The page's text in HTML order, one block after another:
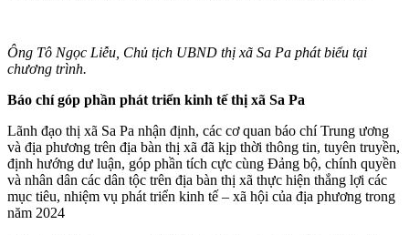
Ông Tô Ngọc Liễu, Chủ tịch UBND thị xã Sa Pa phát biểu tại
chương trình.
Báo chí góp phần phát triển kinh tế thị xã Sa Pa
Lãnh đạo thị xã Sa Pa nhận định, các cơ quan báo chí Trung ương
và địa phương trên địa bàn thị xã đã kịp thời thông tin, tuyên truyền,
định hướng dư luận, góp phần tích cực cùng Đảng bộ, chính quyền
và nhân dân các dân tộc trên địa bàn thị xã thực hiện thắng lợi các
mục tiêu, nhiệm vụ phát triển kinh tế – xã hội của địa phương trong
năm 2024